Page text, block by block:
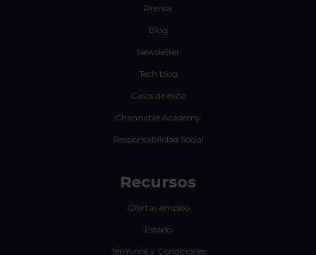
Prensa
Blog
Newsletter
Tech blog
Casos de éxito
Channable Academy
Responsabilidad Social
Recursos
Ofertas empleo
Estado
Términos y Condiciones